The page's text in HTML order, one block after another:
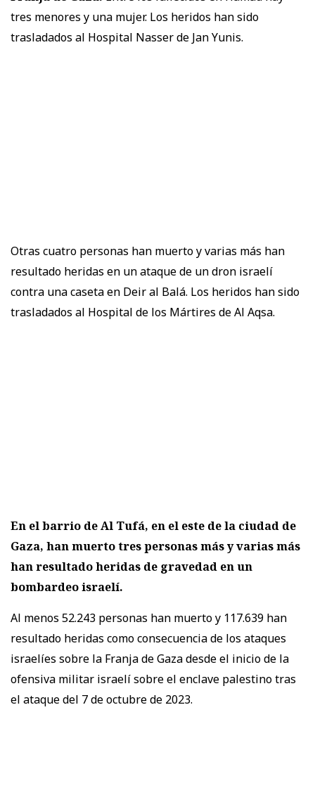
tres menores y una mujer. Los heridos han sido
trasladados al Hospital Nasser de Jan Yunis.
Otras cuatro personas han muerto y varias más han
resultado heridas en un ataque de un dron israelí
contra una caseta en Deir al Balá. Los heridos han sido
trasladados al Hospital de los Mártires de Al Aqsa.
En el barrio de Al Tufá, en el este de la ciudad de
Gaza, han muerto tres personas más y varias más
han resultado heridas de gravedad en un
bombardeo israelí.
Al menos 52.243 personas han muerto y 117.639 han
resultado heridas como consecuencia de los ataques
israelíes sobre la Franja de Gaza desde el inicio de la
ofensiva militar israelí sobre el enclave palestino tras
el ataque del 7 de octubre de 2023.